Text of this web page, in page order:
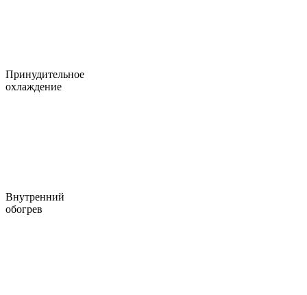
Принудительное
охлаждение
Внутренний
обогрев